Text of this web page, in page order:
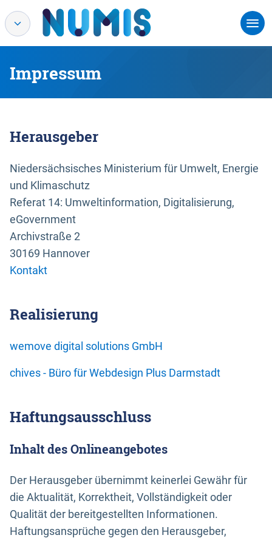
Impressum
Herausgeber
Niedersächsisches Ministerium für Umwelt, Energie
und Klimaschutz
Referat 14: Umweltinformation, Digitalisierung,
eGovernment
Archivstraße 2
30169 Hannover
Kontakt
Realisierung
wemove digital solutions GmbH
chives - Büro für Webdesign Plus Darmstadt
Haftungsausschluss
Inhalt des Onlineangebotes
Der Herausgeber übernimmt keinerlei Gewähr für
die Aktualität, Korrektheit, Vollständigkeit oder
Qualität der bereitgestellten Informationen.
Haftungsansprüche gegen den Herausgeber,